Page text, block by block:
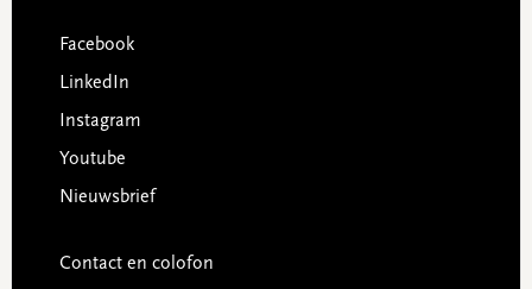
Facebook
LinkedIn
Instagram
Youtube
Nieuwsbrief
Contact en colofon